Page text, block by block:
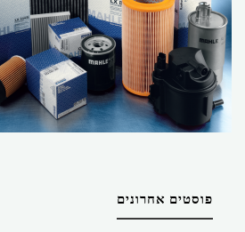
פוסטים אחרונים